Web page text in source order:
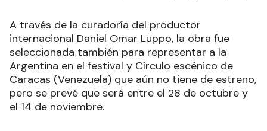
A través de la curadoría del productor
internacional Daniel Omar Luppo, la obra fue
seleccionada también para representar a la
Argentina en el festival y Círculo escénico de
Caracas (Venezuela) que aún no tiene de estreno,
pero se prevé que será entre el 28 de octubre y
el 14 de noviembre.